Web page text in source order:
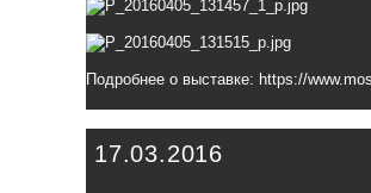
Подробнее о выставке: https://
17.03.2016